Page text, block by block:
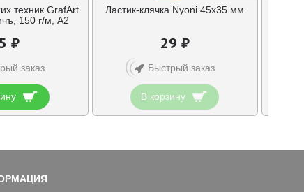
техник GrafArt
150 г/м, А2
₽
заказ
Ластик-клячка Nyoni 45х35 мм
29 ₽
Быстрый заказ
В корзину